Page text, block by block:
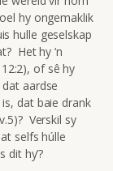
hy ongemaklik
hulle geselskap
Het hy ‘n
of sê hy
aardse
dat baie drank
Verskil sy
selfs húlle
dit hy’?